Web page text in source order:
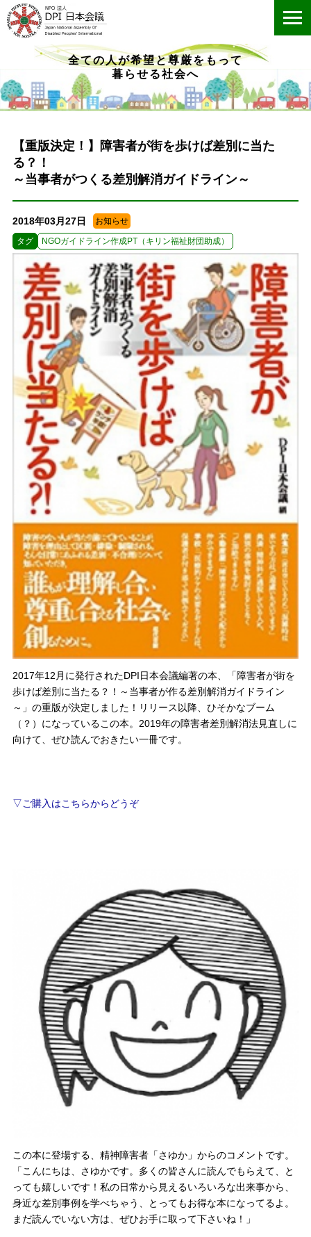
全ての人が希望と尊厳をもって
暮らせる社会へ
【重版決定！】障害者が街を歩けば差別に当た
る？！
～当事者がつくる差別解消ガイドライン～
2018年03月27日 お知らせ
タグ NGOガイドライン作成PT（キリン福祉財団助成）
2017年12月に発行されたDPI日本会議編著の本、「障害者が街を
歩けば差別に当たる？！～当事者が作る差別解消ガイドライン
～」の重版が決定しました！リリース以降、ひそかなブーム
（？）になっているこの本。2019年の障害者差別解消法見直しに
向けて、ぜひ読んでおきたい一冊です。
▽ご購入はこちらからどうぞ
この本に登場する、精神障害者「さゆか」からのコメントです。
「こんにちは、さゆかです。多くの皆さんに読んでもらえて、と
っても嬉しいです！私の日常から見えるいろいろな出来事から、
身近な差別事例を学べちゃう、とってもお得な本になってるよ。
まだ読んでいない方は、ぜひお手に取って下さいね！」